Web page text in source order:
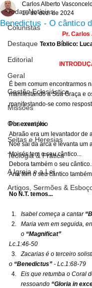
Todas Notícias
Colunistas
Destaque
Editorial
Geral
Gestão Eclesiástica
Missões
Observatório
Seitas e Heresias
Teologia & Prática
A Igreja e a Lei
Artigos, Sermões &
Benedictus - O cântico
Carlos Alberto
19 de dez. de 2024
Pr.
Texto Bíblico:
É bem comum encontrarmos
manifestando a Sua Graça e
manifestando-se como
Por exemplo:
Abraão era um levantador de
Noé sai da arca e levanta um
Moisés tem o seu cântico...
Debora também o seu
Ana tem o seu cântico
No N.T. temos...
Isabel começa a cantar
Maria vem em seguida,
o “Magnificat”
Lc.1:46-50
Zacarias é o terceiro
o “Benedictus” - Lc.1:68-79
Eis que retumba o Coral
ressoando “Gloria in